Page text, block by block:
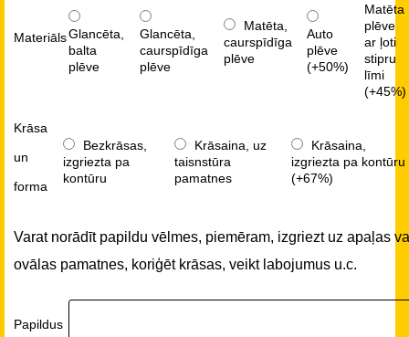
MateriālsGlancēta,
balta
plēve
Glancēta,
caurspīdīga
plēve
Matēta,
caurspīdīga
plēve
Auto
plēve
(+50%)
Matēta
plēve
ar ļoti
stipru
līmi
(+45%)
Krāsa
un
forma
Bezkrāsas,
izgriezta pa
kontūru
Krāsaina, uz
taisnstūra
pamatnes
Krāsaina,
izgriezta pa kontūru
(+67%)
Varat norādīt papildu vēlmes, piemēram, izgriezt uz apaļas
ovālas pamatnes, koriģēt krāsas, veikt labojumus u.c.
Papildus